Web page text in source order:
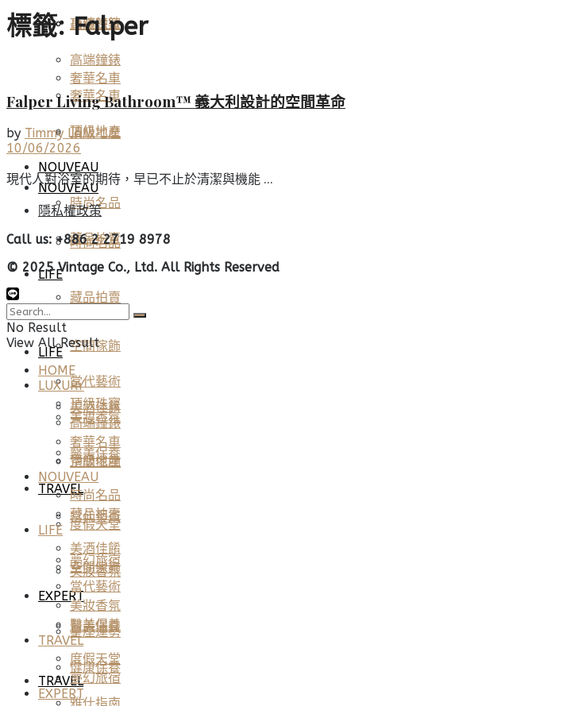
高端鐘錶
奢華名車
頂級地產
NOUVEAU
時尚名品
藏品拍賣
LIFE
美酒佳餚
空間傢飾
當代藝術
美妝香氛
醫美保養
TRAVEL
頂級珠寶
高端鐘錶
奢華名車
頂級地產
NOUVEAU
時尚名品
藏品拍賣
LIFE
空間傢飾
當代藝術
美妝香氛
醫美保養
TRAVEL
度假天堂
夢幻旅宿
EXPERT
星座運勢
健康保養
標籤:Falper
Falper Living Bathroom™ 義大利設計的空間革命
by Timmy Lo
10/06/2026
現代人對浴室的期待，早已不止於清潔與機能 ...
隱私權政策
Call us: +886 2 2719 8978
© 2025 Vintage Co., Ltd. All Rights Reserved
No Result
View All Result
HOME
LUXURY
頂級珠寶
高端鐘錶
奢華名車
頂級地產
NOUVEAU
時尚名品
藏品拍賣
LIFE
美酒佳餚
空間傢飾
當代藝術
美妝香氛
醫美保養
TRAVEL
度假天堂
夢幻旅宿
EXPERT